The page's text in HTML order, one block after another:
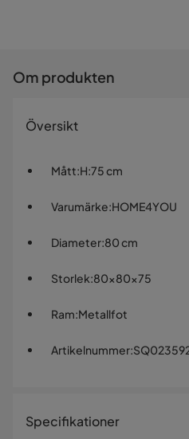
Om produkten
Översikt
Mått:H:75 cm
Varumärke:HOME4YOU
Diameter:80 cm
Storlek:80x80x75
Ram:Metallfot
Artikelnummer:
Specifikationer